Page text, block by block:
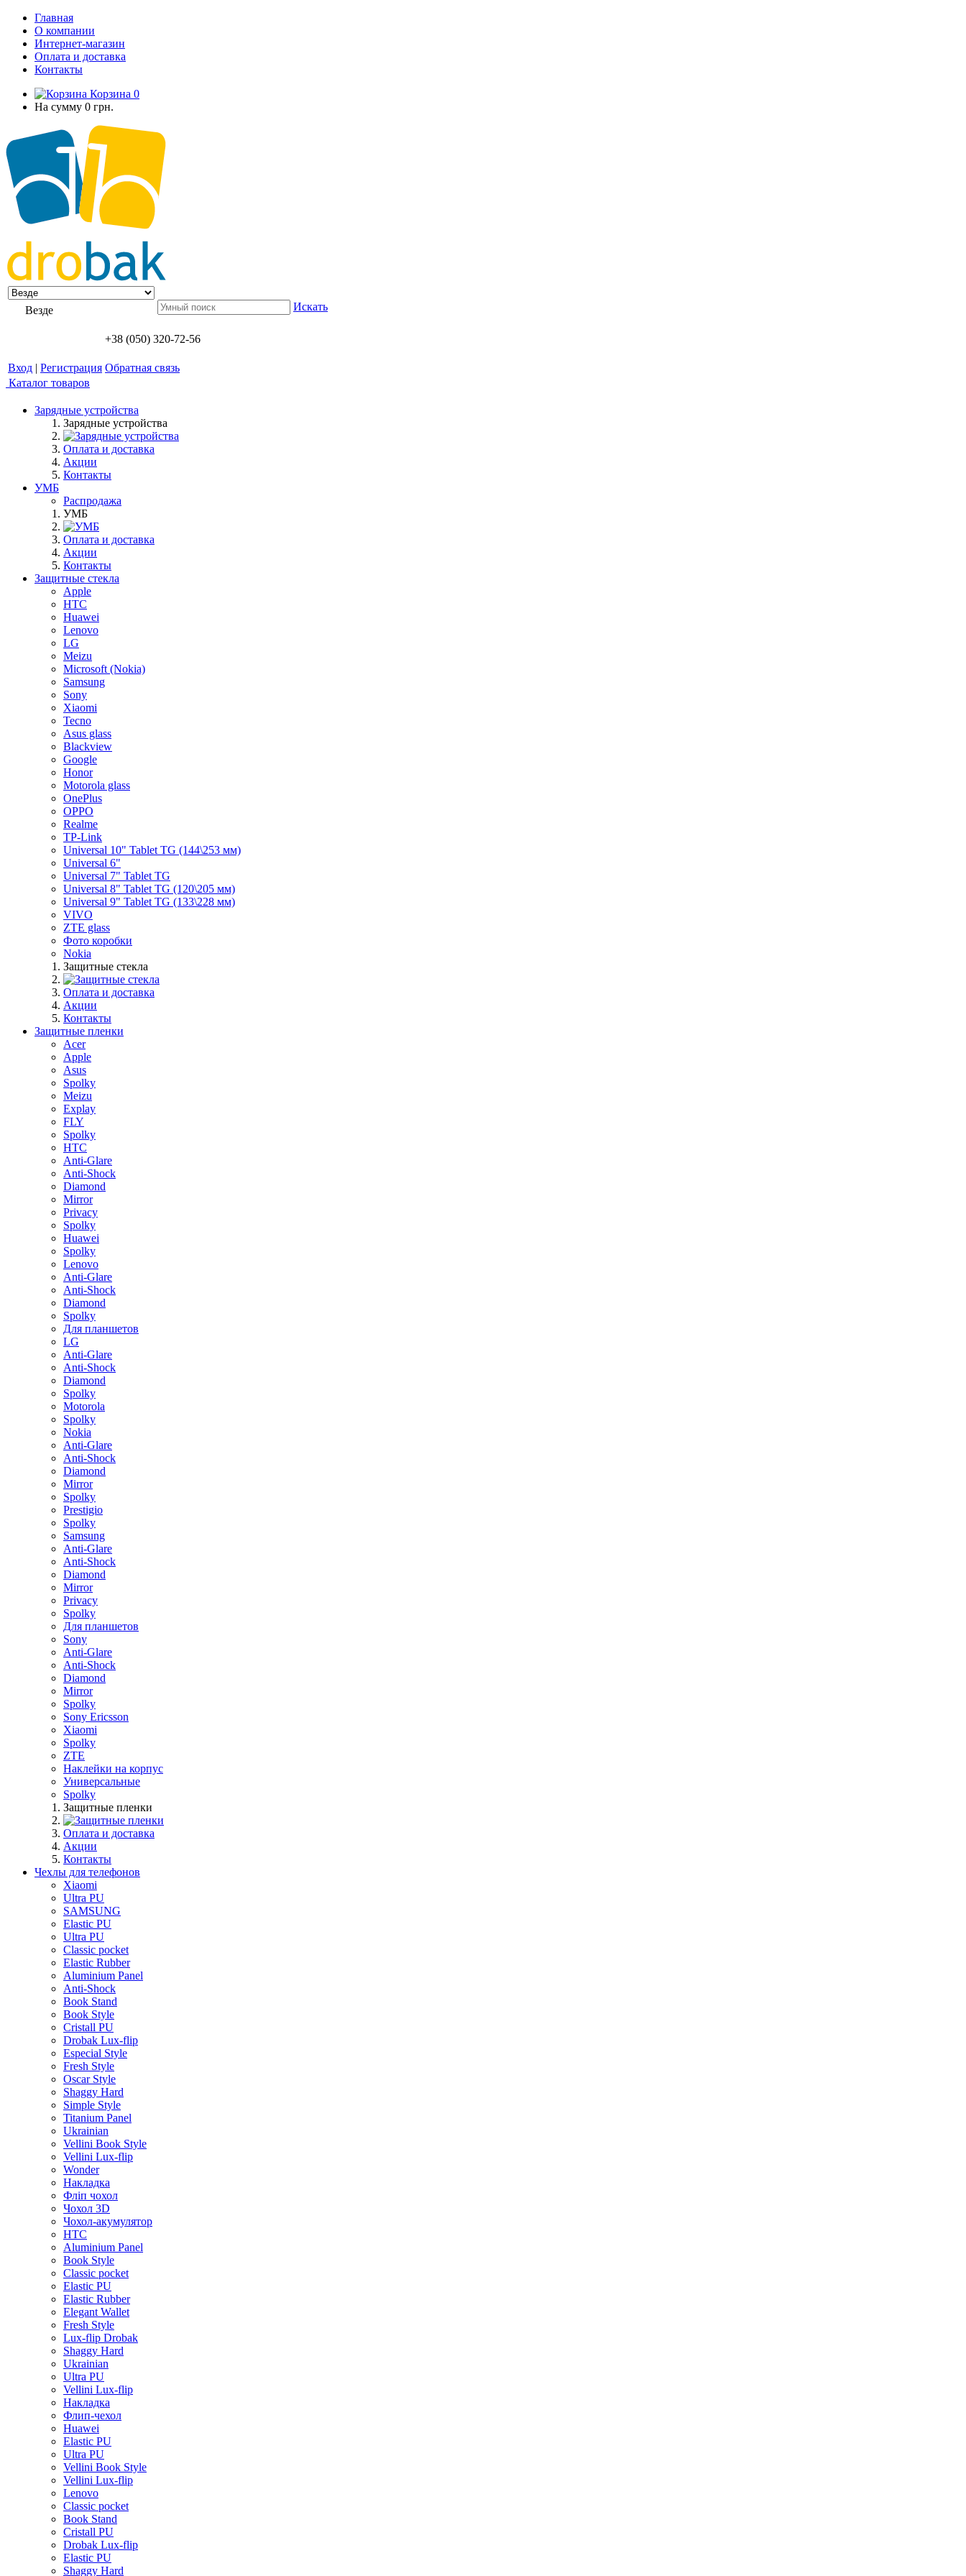
Главная
О компании
Интернет-магазин
Оплата и доставка
Контакты
Корзина 0
На сумму 0 грн.
Везде Искать
+38 (050) 320-72-56
Вход | Регистрация Обратная связь
Каталог товаров
Зарядные устройства
Зарядные устройства
Оплата и доставка
Акции
Контакты
УМБ
Распродажа
УМБ
Оплата и доставка
Акции
Контакты
Защитные стекла
Apple
HTC
Huawei
Lenovo
LG
Meizu
Microsoft (Nokia)
Samsung
Sony
Xiaomi
Tecno
Asus glass
Blackview
Google
Honor
Motorola glass
OnePlus
OPPO
Realme
TP-Link
Universal 10" Tablet TG (144\253 мм)
Universal 6"
Universal 7" Tablet TG
Universal 8" Tablet TG (120\205 мм)
Universal 9" Tablet TG (133\228 мм)
VIVO
ZTE glass
Фото коробки
Nokia
Защитные стекла
Оплата и доставка
Акции
Контакты
Защитные пленки
Acer
Apple
Asus
Spolky
Meizu
Explay
FLY
Spolky
HTC
Anti-Glare
Anti-Shock
Diamond
Mirror
Privacy
Spolky
Huawei
Spolky
Lenovo
Anti-Glare
Anti-Shock
Diamond
Spolky
Для планшетов
LG
Anti-Glare
Anti-Shock
Diamond
Spolky
Motorola
Spolky
Nokia
Anti-Glare
Anti-Shock
Diamond
Mirror
Spolky
Prestigio
Spolky
Samsung
Anti-Glare
Anti-Shock
Diamond
Mirror
Privacy
Spolky
Для планшетов
Sony
Anti-Glare
Anti-Shock
Diamond
Mirror
Spolky
Sony Ericsson
Xiaomi
Spolky
ZTE
Наклейки на корпус
Универсальные
Spolky
Защитные пленки
Оплата и доставка
Акции
Контакты
Чехлы для телефонов
Xiaomi
Ultra PU
SAMSUNG
Elastic PU
Ultra PU
Classic pocket
Elastic Rubber
Aluminium Panel
Anti-Shock
Book Stand
Book Style
Cristall PU
Drobak Lux-flip
Especial Style
Fresh Style
Oscar Style
Shaggy Hard
Simple Style
Titanium Panel
Ukrainian
Vellini Book Style
Vellini Lux-flip
Wonder
Накладка
Фліп чохол
Чохол 3D
Чохол-акумулятор
HTC
Aluminium Panel
Book Style
Classic pocket
Elastic PU
Elastic Rubber
Elegant Wallet
Fresh Style
Lux-flip Drobak
Shaggy Hard
Ukrainian
Ultra PU
Vellini Lux-flip
Накладка
Флип-чехол
Huawei
Elastic PU
Ultra PU
Vellini Book Style
Vellini Lux-flip
Lenovo
Classic pocket
Book Stand
Cristall PU
Drobak Lux-flip
Elastic PU
Shaggy Hard